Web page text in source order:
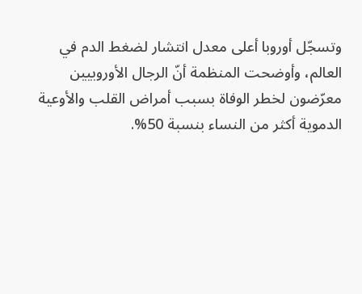
وتسجّل أوروبا أعلى معدل انتشار لضغط الدم في
العالم، وأوضحت المنظمة أنّ الرجال الأوروبيين
معرّضون لخطر الوفاة بسبب أمراض القلب والأوعية
الدموية أكثر من النساء بنسبة 50%.